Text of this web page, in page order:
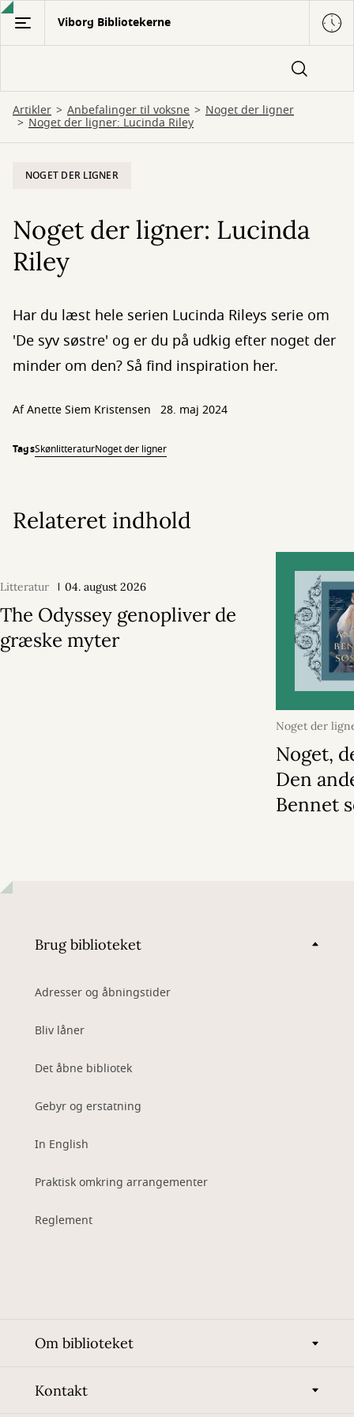
Gå
hovedindhold
Viborg Bibliotekerne
Artikler Anbefalinger til voksne Noget der ligner
Noget der ligner: Lucinda Riley
NOGET DER LIGNER
Noget der ligner: Lucinda
Riley
Har du læst hele serien Lucinda Rileys serie om
'De syv søstre' og er du på udkig efter noget der
minder om den? Så find inspiration her.
AfAnette Siem Kristensen 28. maj 2024
TagsSkønlitteraturNoget der ligner
Relateret indhold
Litteratur 04. august 2026
The Odyssey genopliver de
græske myter
Noget der
2026
Noget,
Den
Bennet
Brug biblioteket
Adresser og åbningstider
Bliv låner
Det åbne bibliotek
Gebyr og erstatning
In English
Praktisk omkring arrangementer
Reglement
Om biblioteket
Kontakt